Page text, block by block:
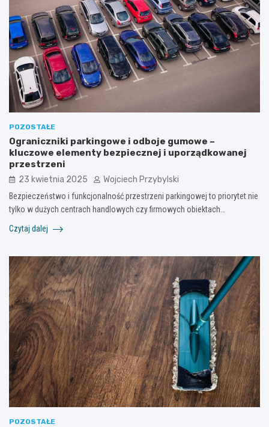
POZOSTAŁE
Ograniczniki parkingowe i odboje gumowe –
kluczowe elementy bezpiecznej i uporządkowanej
przestrzeni
23 kwietnia 2025 Wojciech Przybylski
Bezpieczeństwo i funkcjonalność przestrzeni parkingowej to priorytet nie
tylko w dużych centrach handlowych czy firmowych obiektach…
Czytaj dalej
POZOSTAŁE